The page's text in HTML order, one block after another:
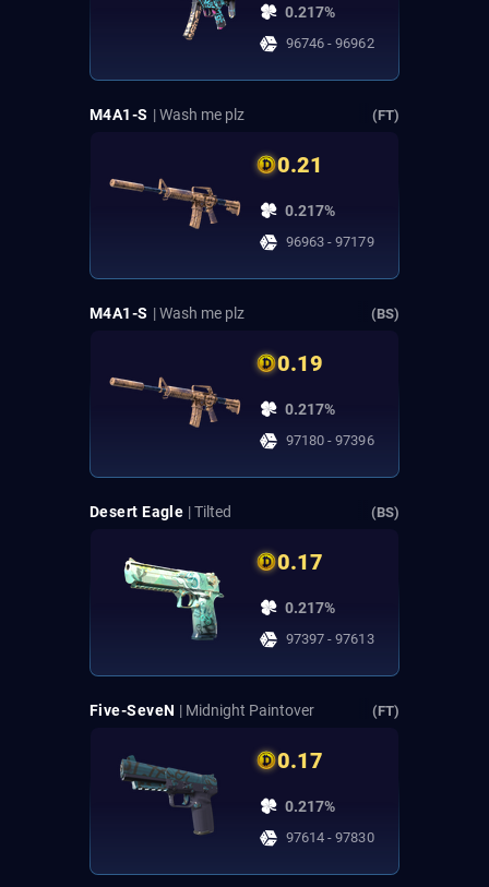
0.217%
96746 - 96962
M4A1-S | Wash me plz (FT)
0.21
0.217%
96963 - 97179
M4A1-S | Wash me plz (BS)
0.19
0.217%
97180 - 97396
Desert Eagle | Tilted (BS)
0.17
0.217%
97397 - 97613
Five-SeveN | Midnight Paintover (FT)
0.17
0.217%
97614 - 97830